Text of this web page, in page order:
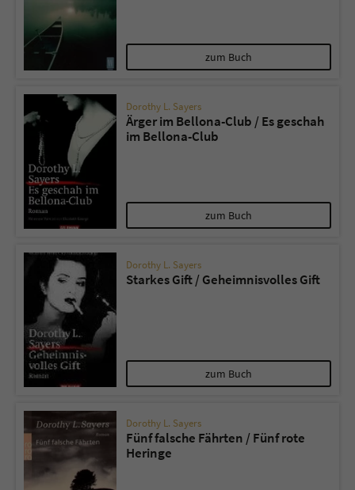
zum Buch
Dorothy L. Sayers
Ärger im Bellona-Club / Es geschah
im Bellona-Club
zum Buch
Dorothy L. Sayers
Starkes Gift / Geheimnisvolles Gift
zum Buch
Dorothy L. Sayers
Fünf falsche Fährten / Fünf rote
Heringe